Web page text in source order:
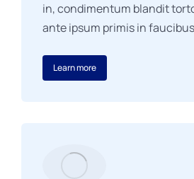
in, condimentum blandit
ante ipsum primis in
Learn more